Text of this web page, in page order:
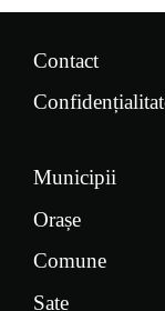
Contact
Municipii
Orașe
Comune
Sate